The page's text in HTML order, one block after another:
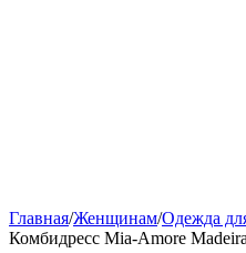
Главная/Женщинам/Одежда
Комбидресс Mia-Amore